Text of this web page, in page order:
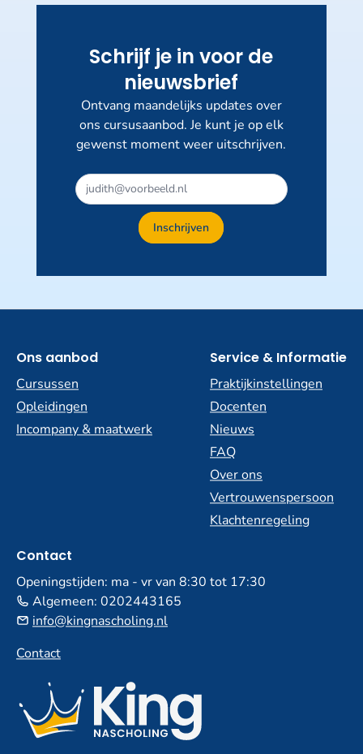
Schrijf je in voor de
nieuwsbrief
Ontvang maandelijks updates over
ons cursusaanbod. Je kunt je op elk
gewenst moment weer uitschrijven.
Dit
veld
Inschrijven
Ons aanbod
Cursussen
Opleidingen
Incompany & maatwerk
Service & Informatie
Praktijkinstellingen
Docenten
Nieuws
FAQ
Over ons
Vertrouwenspersoon
Klachtenregeling
Contact
Openingstijden: ma - vr van 8:30 tot 17:30
Algemeen: 0202443165
info@kingnascholing.nl
Contact